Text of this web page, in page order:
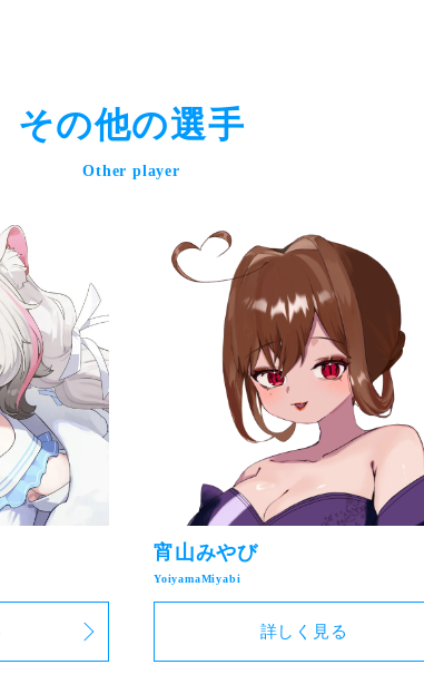
その他の選手
Other player
宵山みやび
詳しく見る